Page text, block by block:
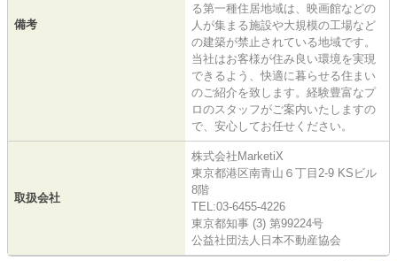
備考
る第一種住居地域は、映画館などの
人が集まる施設や大規模の工場など
の建築が禁止されている地域です。
当社はお客様が住み良い環境を実現
できるよう、快適に暮らせる住まい
のご紹介を致します。経験豊富なプ
ロのスタッフがご案内いたしますの
で、安心してお任せください。
取扱会社
株式会社MarketiX
東京都港区南青山６丁目2-9 KSビル
8階
TEL:03-6455-4226
東京都知事 (3) 第99224号
公益社団法人日本不動産協会